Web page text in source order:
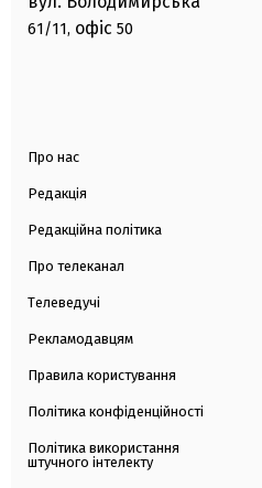
61/11, офіс 50
Про нас
Редакція
Редакційна політика
Про телеканал
Телеведучі
Рекламодавцям
Правила користування
Політика конфіденційності
Політика використання
штучного інтелекту